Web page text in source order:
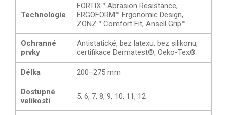
Technologie
FORTIX™ Abrasion Resistance,
ERGOFORM™ Ergonomic Design,
ZONZ™ Comfort Fit, Ansell Grip™
Ochranné
prvky
Antistatické, bez latexu, bez silikonu,
certifikace Dermatest®, Oeko-Tex®
Délka 200–275 mm
Dostupné
velikosti
5, 6, 7, 8, 9, 10, 11, 12